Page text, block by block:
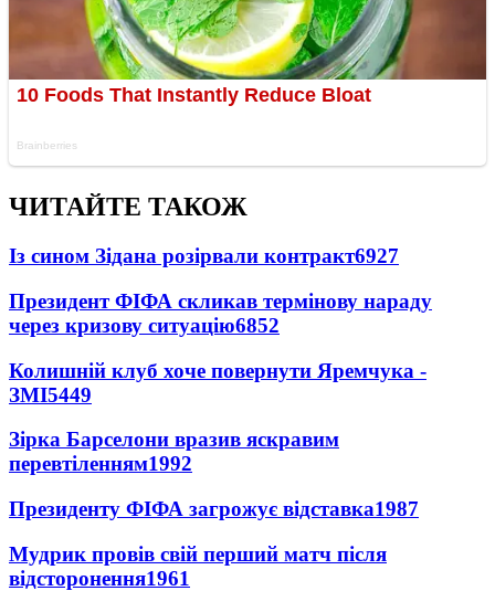
ЧИТАЙТЕ ТАКОЖ
Із сином Зідана розірвали контракт6927
Президент ФІФА скликав термінову нараду
через кризову ситуацію6852
Колишній клуб хоче повернути Яремчука -
ЗМІ5449
Зірка Барселони вразив яскравим
перевтіленням1992
Президенту ФІФА загрожує відставка1987
Мудрик провів свій перший матч після
відсторонення1961